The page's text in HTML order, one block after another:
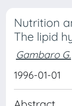
Nutrition
The lipid
Gambaro G.
1996-01-01